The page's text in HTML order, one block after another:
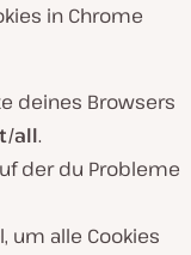
in Chrome
deines Browsers
all.
der du Probleme
um alle Cookies